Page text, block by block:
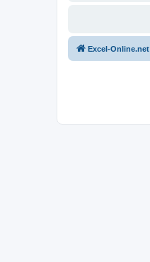
Excel-Online.net